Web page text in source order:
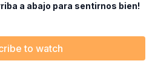
a abajo para sentirnos bien!
movimientos que normalmente
to watch